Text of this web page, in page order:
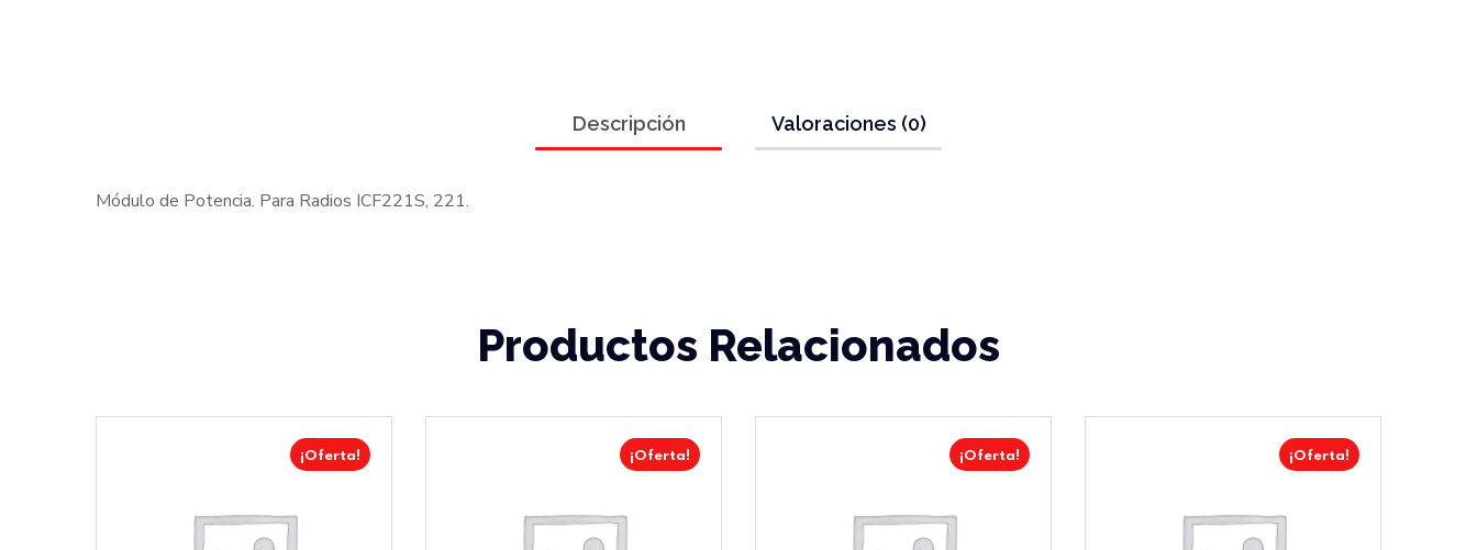
Descripción Valoraciones (0)
Módulo de Potencia. Para Radios ICF221S, 221.
Productos Relacionados
¡Oferta! ¡Oferta! ¡Oferta! ¡Oferta!